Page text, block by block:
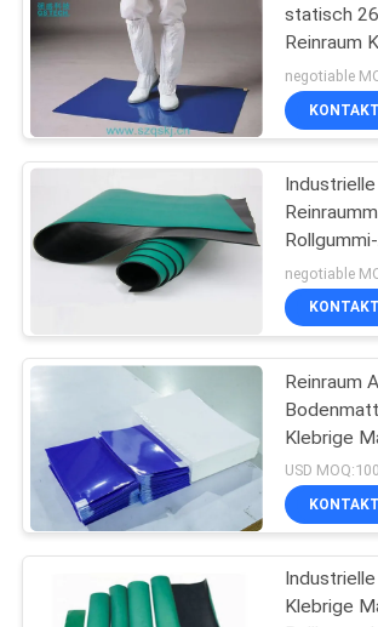
Cleanroom ESD
vor
Esd-Cleanroom-
Schuhe
Statische
statisch
Reinraum
Matten zur
negotiable
KONTAKT
Industrielle
Matte
negotiable
KONTAKT
Reinraum
Klebrige
Polyethylen
USD
KONTAKT
Klebrige